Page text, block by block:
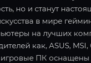
но и станут
в мире
на лучших
как, ASUS,
игровые ПК